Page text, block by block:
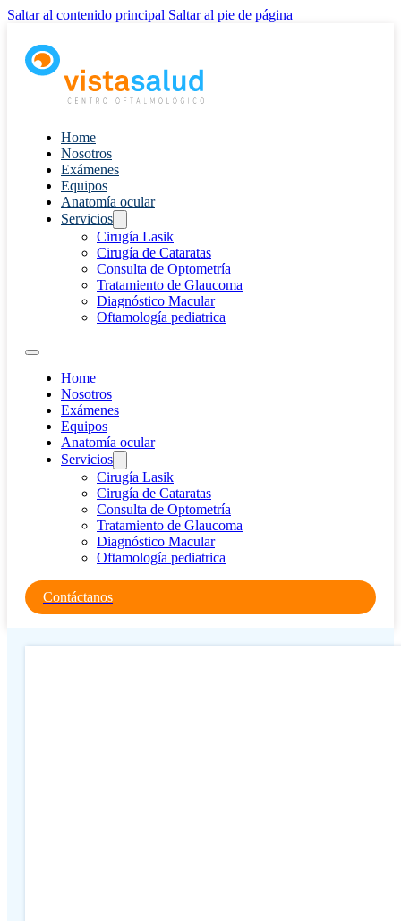
Saltar al contenido principal Saltar al pie de página
Home
Nosotros
Exámenes
Equipos
Anatomía ocular
Servicios
Cirugía Lasik
Cirugía de Cataratas
Consulta de Optometría
Tratamiento de Glaucoma
Diagnóstico Macular
Oftamología pediatrica
Home
Nosotros
Exámenes
Equipos
Anatomía ocular
Servicios
Cirugía Lasik
Cirugía de Cataratas
Consulta de Optometría
Tratamiento de Glaucoma
Diagnóstico Macular
Oftamología pediatrica
Contáctanos